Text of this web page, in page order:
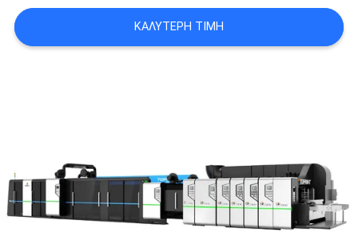
ΜΑΣ
ΕΛΆΤΕ
ΖΗΤΉΣΤΕ
ΈΝΑ
ΑΠΌΣΠΑΣΜΑ
ΚΑΛΎΤΕΡΗ ΤΙΜΉ